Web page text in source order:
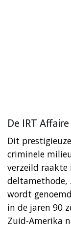
De IRT Affaire
Dit
criminele
verzeild raakte
deltamethode,
wordt
in de jaren 90
Zuid-Amerika